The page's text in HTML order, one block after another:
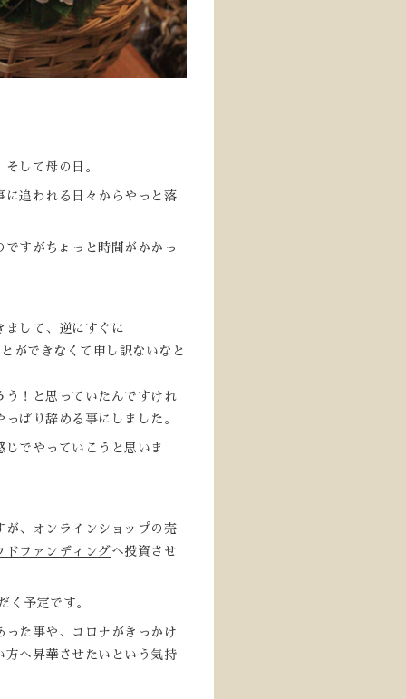
して母の日。
追われる日々からやっと落
すがちょっと時間がかかっ
まして、逆にすぐに
ができなくて申し訳ないなと
！と思っていたんですけれ
ぱり辞める事にしました。
でやっていこうと思いま
、オンラインショップの売
ドファンディングへ投資させ
く予定です。
た事や、コロナがきっかけ
へ昇華させたいという気持